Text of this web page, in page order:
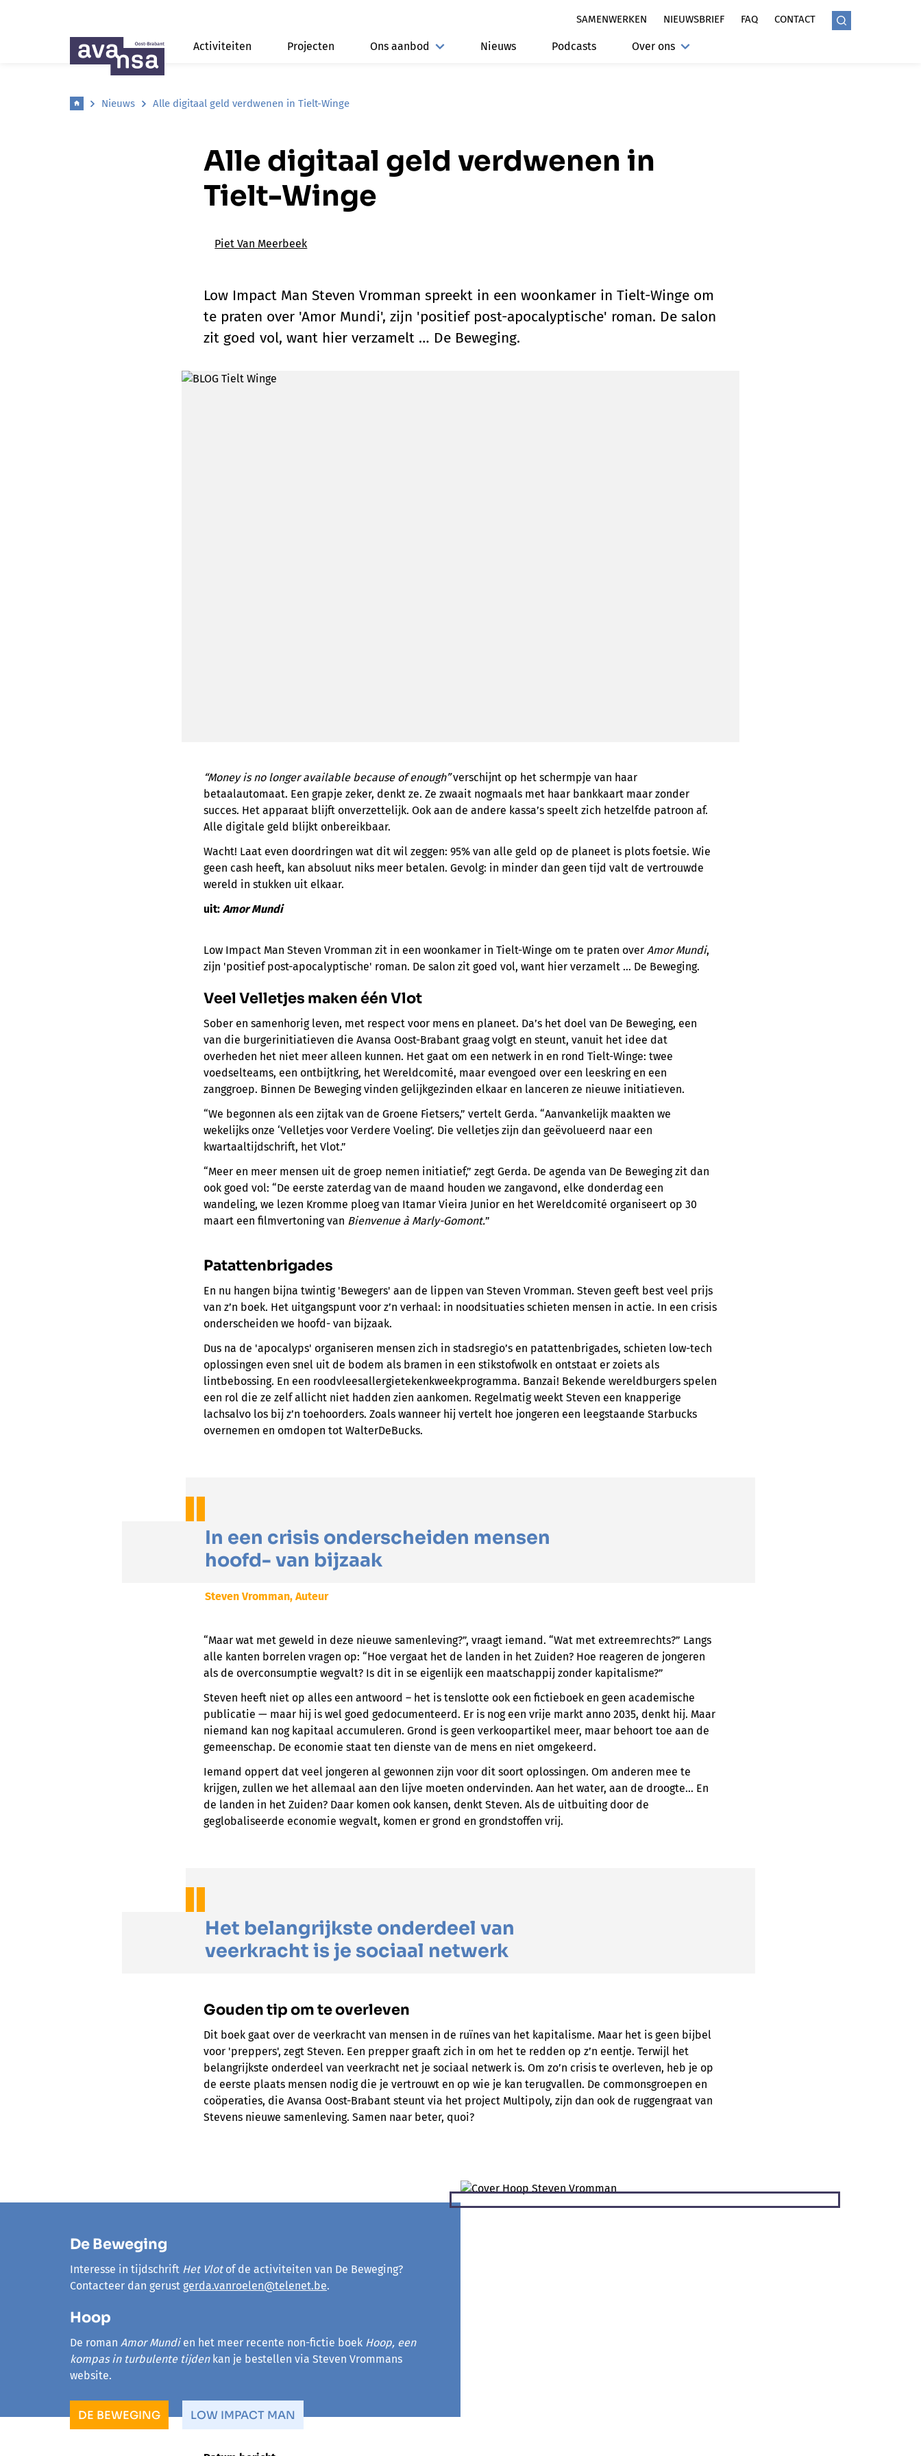
SAMENWERKEN NIEUWSBRIEF FAQ CONTACT
Activiteiten Projecten Ons aanbod Nieuws Podcasts Over ons
Nieuws Alle digitaal geld verdwenen in Tielt-Winge
Alle digitaal geld verdwenen in
Tielt-Winge
Piet Van Meerbeek
Low Impact Man Steven Vromman spreekt in een woonkamer in Tielt-Winge om
te praten over 'Amor Mundi', zijn 'positief post-apocalyptische' roman. De salon
zit goed vol, want hier verzamelt … De Beweging.
“Money is no longer available because of enough”verschijnt op het schermpje van haar
betaalautomaat. Een grapje zeker, denkt ze. Ze zwaait nogmaals met haar bankkaart maar zonder
succes. Het apparaat blijft onverzettelijk. Ook aan de andere kassa’s speelt zich hetzelfde patroon af.
Alle digitale geld blijkt onbereikbaar.
Wacht! Laat even doordringen wat dit wil zeggen: 95% van alle geld op de planeet is plots foetsie. Wie
geen cash heeft, kan absoluut niks meer betalen. Gevolg: in minder dan geen tijd valt de vertrouwde
wereld in stukken uit elkaar.
uit:Amor Mundi
Low Impact Man Steven Vromman zit in een woonkamer in Tielt-Winge om te praten overAmor Mundi,
zijn 'positief post-apocalyptische' roman. De salon zit goed vol, want hier verzamelt … De Beweging.
Veel Velletjes maken één Vlot
Sober en samenhorig leven, met respect voor mens en planeet. Da’s het doel van De Beweging, een
van die burgerinitiatieven die Avansa Oost-Brabant graag volgt en steunt, vanuit het idee dat
overheden het niet meer alleen kunnen. Het gaat om een netwerk in en rond Tielt-Winge: twee
voedselteams, een ontbijtkring, het Wereldcomité, maar evengoed over een leeskring en een
zanggroep. Binnen De Beweging vinden gelijkgezinden elkaar en lanceren ze nieuwe initiatieven.
“We begonnen als een zijtak van de Groene Fietsers,” vertelt Gerda. “Aanvankelijk maakten we
wekelijks onze ‘Velletjes voor Verdere Voeling’. Die velletjes zijn dan geëvolueerd naar een
kwartaaltijdschrift, het Vlot.”
“Meer en meer mensen uit de groep nemen initiatief,” zegt Gerda. De agenda van De Beweging zit dan
ook goed vol: “De eerste zaterdag van de maand houden we zangavond, elke donderdag een
wandeling, we lezen Kromme ploeg van Itamar Vieira Junior en het Wereldcomité organiseert op 30
maart een filmvertoning van Bienvenue à Marly-Gomont.”
Patattenbrigades
En nu hangen bijna twintig 'Bewegers' aan de lippen van Steven Vromman. Steven geeft best veel prijs
van z’n boek. Het uitgangspunt voor z’n verhaal: in noodsituaties schieten mensen in actie. In een crisis
onderscheiden we hoofd- van bijzaak.
Dus na de 'apocalyps' organiseren mensen zich in stadsregio’s en patattenbrigades, schieten low-tech
oplossingen even snel uit de bodem als bramen in een stikstofwolk en ontstaat er zoiets als
lintbebossing. En een roodvleesallergietekenkweekprogramma. Banzai! Bekende wereldburgers spelen
een rol die ze zelf allicht niet hadden zien aankomen. Regelmatig weekt Steven een knapperige
lachsalvo los bij z’n toehoorders. Zoals wanneer hij vertelt hoe jongeren een leegstaande Starbucks
overnemen en omdopen tot WalterDeBucks.
In een crisis onderscheiden mensen
hoofd- van bijzaak
Steven Vromman, Auteur
“Maar wat met geweld in deze nieuwe samenleving?”, vraagt iemand. “Wat met extreemrechts?” Langs
alle kanten borrelen vragen op: “Hoe vergaat het de landen in het Zuiden? Hoe reageren de jongeren
als de overconsumptie wegvalt? Is dit in se eigenlijk een maatschappij zonder kapitalisme?”
Steven heeft niet op alles een antwoord – het is tenslotte ook een fictieboek en geen academische
publicatie — maar hij is wel goed gedocumenteerd. Er is nog een vrije markt anno 2035, denkt hij. Maar
niemand kan nog kapitaal accumuleren. Grond is geen verkoopartikel meer, maar behoort toe aan de
gemeenschap. De economie staat ten dienste van de mens en niet omgekeerd.
Iemand oppert dat veel jongeren al gewonnen zijn voor dit soort oplossingen. Om anderen mee te
krijgen, zullen we het allemaal aan den lijve moeten ondervinden. Aan het water, aan de droogte… En
de landen in het Zuiden? Daar komen ook kansen, denkt Steven. Als de uitbuiting door de
geglobaliseerde economie wegvalt, komen er grond en grondstoffen vrij.
Het belangrijkste onderdeel van
veerkracht is je sociaal netwerk
Gouden tip om te overleven
Dit boek gaat over de veerkracht van mensen in de ruïnes van het kapitalisme. Maar het is geen bijbel
voor 'preppers', zegt Steven. Een prepper graaft zich in om het te redden op z’n eentje. Terwijl het
belangrijkste onderdeel van veerkracht net je sociaal netwerk is. Om zo’n crisis te overleven, heb je op
de eerste plaats mensen nodig die je vertrouwt en op wie je kan terugvallen. De commonsgroepen en
coöperaties, die Avansa Oost-Brabant steunt via het project Multipoly, zijn dan ook de ruggengraat van
Stevens nieuwe samenleving. Samen naar beter, quoi?
De Beweging
Interesse in tijdschrift Het Vlotof de activiteiten van De Beweging?
Contacteer dan gerust gerda.vanroelen@telenet.be.
Hoop
De roman Amor Mundien het meer recente non-fictie boek Hoop, een
kompas in turbulente tijdenkan je bestellen via Steven Vrommans
website.
DE BEWEGING LOW IMPACT MAN